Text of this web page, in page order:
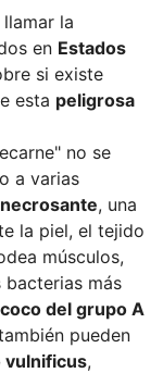
la
en Estados
si existe
esta peligrosa
no se
a varias
, una
la piel, el tejido
músculos,
bacterias más
del grupo A
pueden
vulnificus,